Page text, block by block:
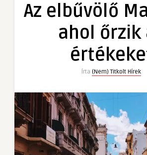
ahol
Az elbűvölő
ahol őrzik
Írta (Nem) Titkolt Hírek